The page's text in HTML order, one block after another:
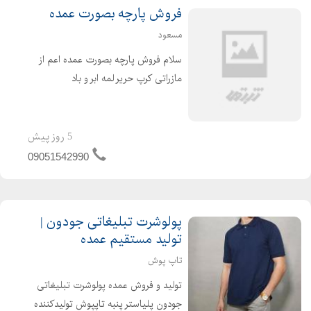
فروش پارچه بصورت عمده
مسعود
سلام فروش پارچه بصورت عمده اعم از
مازراتی کرپ حریر لمه ابر و باد
5 روز پیش
09051542990
پولوشرت تبلیغاتی جودون |
تولید مستقیم عمده
تاپ پوش
تولید و فروش عمده پولوشرت تبلیغاتی
جودون پلیاستر پنبه تاپپوش تولیدکننده